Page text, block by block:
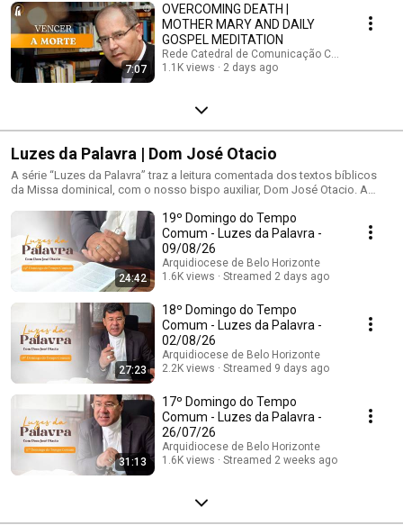
7:07
OVERCOMING DEATH |
MOTHER MARY AND DAILY
GOSPEL MEDITATION
Rede Catedral de Comunicação Católica
1.1K views
2 days ago
Luzes da Palavra | Dom José Otacio
A série “Luzes da Palavra” traz a leitura comentada dos textos bíblicos
da Missa dominical, com o nosso bispo auxiliar, Dom José Otacio. A
oferece uma formação sobre a liturgia do domingo de modo a contribuir
com os padres na preparação das homilias dominicais. Dom José
Otacio traz uma detalhada e densa reflexão sobre cada texto bíblico que
integra a liturgia do domingo. A cada sexta-feira um novo episódio da
série “Luzes da Palavra” será publicado no Youtube da Arquidiocese de
Belo Horizonte e também no nosso site arquidiocesebh.org.br. Ilumine,
ainda mais, a sua vida com a sabedoria que a liturgia nos oferece, a cada
24:42
19º Domingo do Tempo
Comum - Luzes da Palavra -
09/08/26
Arquidiocese de Belo Horizonte
1.6K views
Streamed 2 days ago
27:23
18º Domingo do Tempo
Comum - Luzes da Palavra -
02/08/26
Arquidiocese de Belo Horizonte
2.2K views
Streamed 9 days ago
31:13
17º Domingo do Tempo
Comum - Luzes da Palavra -
26/07/26
Arquidiocese de Belo Horizonte
1.6K views
Streamed 2 weeks ago